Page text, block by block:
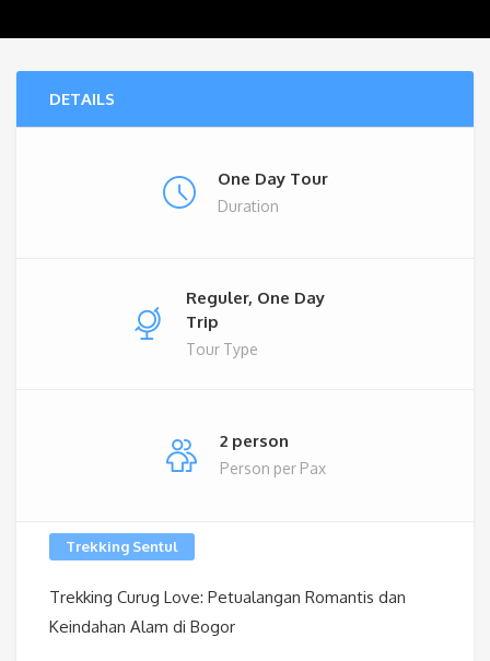
DETAILS
One Day Tour
Duration
Reguler, One Day
Trip
Tour Type
2 person
Person per Pax
Trekking Sentul
Trekking Curug Love: Petualangan Romantis dan
Keindahan Alam di Bogor